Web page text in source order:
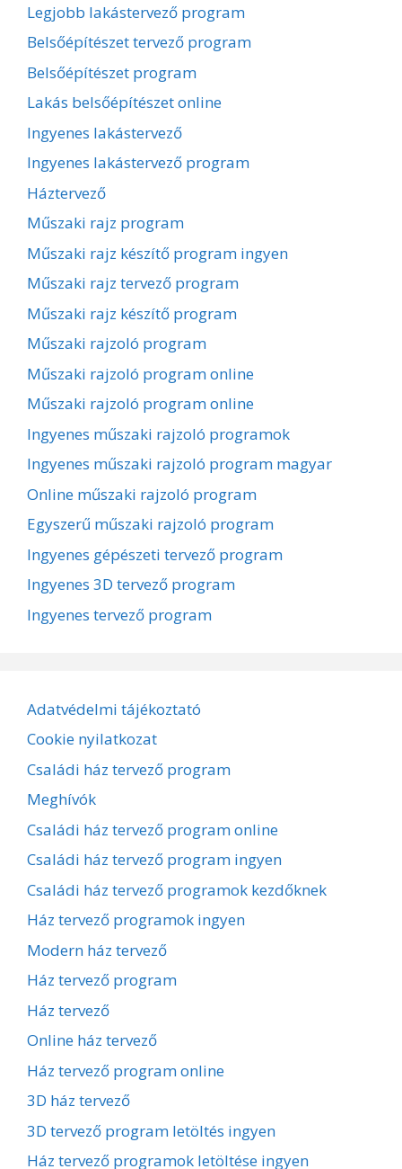
Legjobb lakástervező program
Belsőépítészet tervező program
Belsőépítészet program
Lakás belsőépítészet online
Ingyenes lakástervező
Ingyenes lakástervező program
Háztervező
Műszaki rajz program
Műszaki rajz készítő program ingyen
Műszaki rajz tervező program
Műszaki rajz készítő program
Műszaki rajzoló program
Műszaki rajzoló program online
Műszaki rajzoló program online
Ingyenes műszaki rajzoló programok
Ingyenes műszaki rajzoló program magyar
Online műszaki rajzoló program
Egyszerű műszaki rajzoló program
Ingyenes gépészeti tervező program
Ingyenes 3D tervező program
Ingyenes tervező program
Adatvédelmi tájékoztató
Cookie nyilatkozat
Családi ház tervező program
Meghívók
Családi ház tervező program online
Családi ház tervező program ingyen
Családi ház tervező programok kezdőknek
Ház tervező programok ingyen
Modern ház tervező
Ház tervező program
Ház tervező
Online ház tervező
Ház tervező program online
3D ház tervező
3D tervező program letöltés ingyen
Ház tervező programok letöltése ingyen